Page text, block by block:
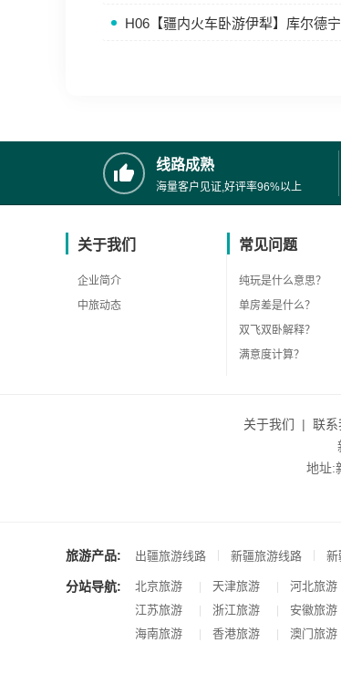
H06【疆内火车卧游伊犁】库尔德
线路成熟
海量客户见证,好评率96%以上
关于我们
企业简介
中旅动态
常见问题
纯玩是什么意思？
单房差是什么？
双飞双卧解释？
满意度计算？
关于我们 | 联系
地址:
旅游产品: 出疆旅游线路 新疆旅游线路 新
分站导航: 北京旅游 天津旅游 河北旅游
江苏旅游 浙江旅游 安徽旅游
海南旅游 香港旅游 澳门旅游